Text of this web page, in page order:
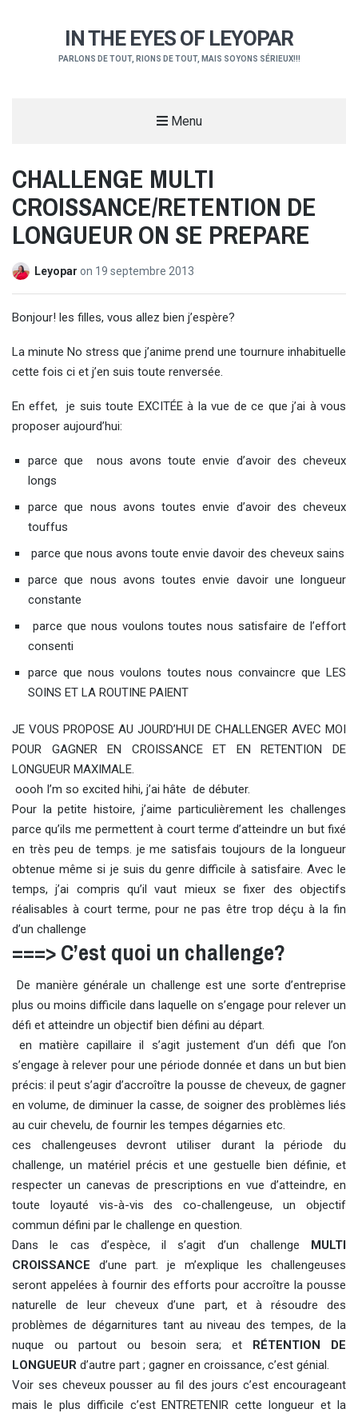
IN THE EYES OF LEYOPAR
PARLONS DE TOUT, RIONS DE TOUT, MAIS SOYONS SÉRIEUX!!!
Menu
CHALLENGE MULTI
CROISSANCE/RETENTION DE
LONGUEUR ON SE PREPARE
Leyopar on 19 septembre 2013
Bonjour! les filles, vous allez bien j’espère?
La minute No stress que j’anime prend une tournure inhabituelle
cette fois ci et j’en suis toute renversée.
En effet, je suis toute EXCITÉE à la vue de ce que j’ai à vous
proposer aujourd’hui:
parce que nous avons toute envie d’avoir des cheveux
longs
parce que nous avons toutes envie d’avoir des cheveux
touffus
parce que nous avons toute envie davoir des cheveux sains
parce que nous avons toutes envie davoir une longueur
constante
parce que nous voulons toutes nous satisfaire de l’effort
consenti
parce que nous voulons toutes nous convaincre que LES
SOINS ET LA ROUTINE PAIENT
JE VOUS PROPOSE AU JOURD’HUI DE CHALLENGER AVEC MOI
POUR GAGNER EN CROISSANCE ET EN RETENTION DE
LONGUEUR MAXIMALE.
oooh I’m so excited hihi, j’ai hâte de débuter.
Pour la petite histoire, j’aime particulièrement les challenges
parce qu’ils me permettent à court terme d’atteindre un but fixé
en très peu de temps. je me satisfais toujours de la longueur
obtenue même si je suis du genre difficile à satisfaire. Avec le
temps, j’ai compris qu’il vaut mieux se fixer des objectifs
réalisables à court terme, pour ne pas être trop déçu à la fin
d’un challenge
===> C’est quoi un challenge?
De manière générale un challenge est une sorte d’entreprise
plus ou moins difficile dans laquelle on s’engage pour relever un
défi et atteindre un objectif bien défini au départ.
en matière capillaire il s’agit justement d’un défi que l’on
s’engage à relever pour une période donnée et dans un but bien
précis: il peut s’agir d’accroître la pousse de cheveux, de gagner
en volume, de diminuer la casse, de soigner des problèmes liés
au cuir chevelu, de fournir les tempes dégarnies etc.
ces challengeuses devront utiliser durant la période du
challenge, un matériel précis et une gestuelle bien définie, et
respecter un canevas de prescriptions en vue d’atteindre, en
toute loyauté vis-à-vis des co-challengeuse, un objectif
commun défini par le challenge en question.
Dans le cas d’espèce, il s’agit d’un challenge
MULTI
CROISSANCE d’une part. je m’explique les challengeuses
seront appelées à fournir des efforts pour accroître la pousse
naturelle de leur cheveux d’une part, et à résoudre des
problèmes de dégarnitures tant au niveau des tempes, de la
nuque ou partout ou besoin sera; et
RÉTENTION DE
LONGUEUR d’autre part ; gagner en croissance, c’est génial.
Voir ses cheveux pousser au fil des jours c’est encourageant
mais le plus difficile c’est ENTRETENIR cette longueur et la